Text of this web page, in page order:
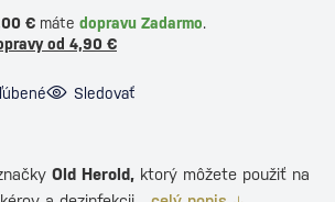
€ máte dopravu Zadarmo.
od 4,90 €
Sledovať
Old Herold, ktorý môžete použiť na